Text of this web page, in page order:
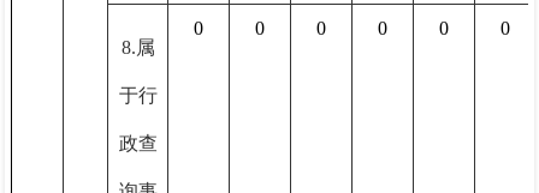
8.属
于行
政查
0 0 0 0 0 0